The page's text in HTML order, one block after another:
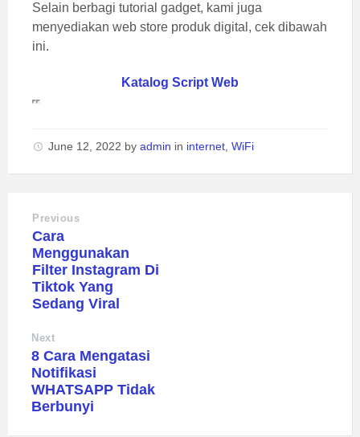
Selain berbagi tutorial gadget, kami juga
menyediakan web store produk digital, cek dibawah
ini.
Katalog Script Web
June 12, 2022 by admin in internet, WiFi
Previous
Cara
Menggunakan
Filter Instagram Di
Tiktok Yang
Sedang Viral
Next
8 Cara Mengatasi
Notifikasi
WHATSAPP Tidak
Berbunyi